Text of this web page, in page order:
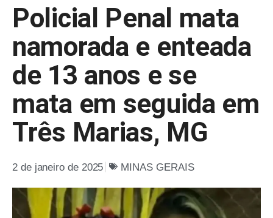
Policial Penal mata
namorada e enteada
de 13 anos e se
mata em seguida em
Três Marias, MG
2 de janeiro de 2025 MINAS GERAIS